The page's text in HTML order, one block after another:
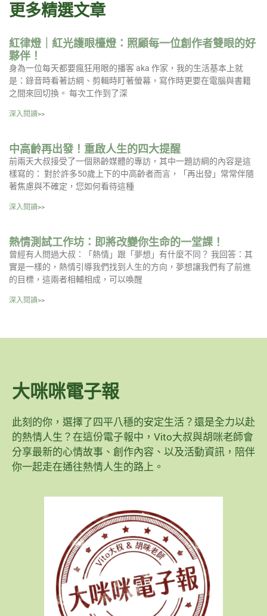
更多精選文章
紅律燈｜紅光護眼檯燈：照顧每一位創作者雙眼的好
夥伴！
身為一位每天都要瘋狂用眼的播客 aka 作家，我的生活基本上就
是：錄音時看著訪綱、剪輯時盯著螢幕，寫作時更要在電腦與書籍
之間來回切換。 每次工作到了深
深入閱讀>>
中高齡再出發！重啟人生的四大提醒
前兩天大叔接受了一個熟齡媒體的專訪，其中一題訪綱的內容是這
樣寫的： 對於許多50歲上下的中高齡者而言，「再出發」常常伴隨
著焦慮與不確定，您如何看待這種
深入閱讀>>
熱情測試工作坊：即將改變你生命的一堂課！
曾經有人問過大叔：「熱情」跟「夢想」有什麼不同？ 我回答：其
實是一樣的，熱情引導我們找到人生的方向，夢想讓我們有了前進
的目標，這兩者相輔相成，可以喚醒
深入閱讀>>
大咪咪電子報
此刻的你，選擇了四平八穩的安定生活？還是全力以赴
的熱情人生？在這份電子報中，Vito大叔與胡咪老師會
分享最新的心情故事、創作內容、以及活動資訊，陪伴
你一起走在通往熱情人生的路上。